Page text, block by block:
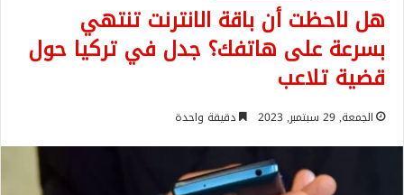
هل لاحظت أن باقة الانترنت تنتهي
بسرعة على هاتفك؟ جدل في تركيا حول
قضية تلاعب
الجمعة, 29 سبتمبر, 2023 دقيقة واحدة